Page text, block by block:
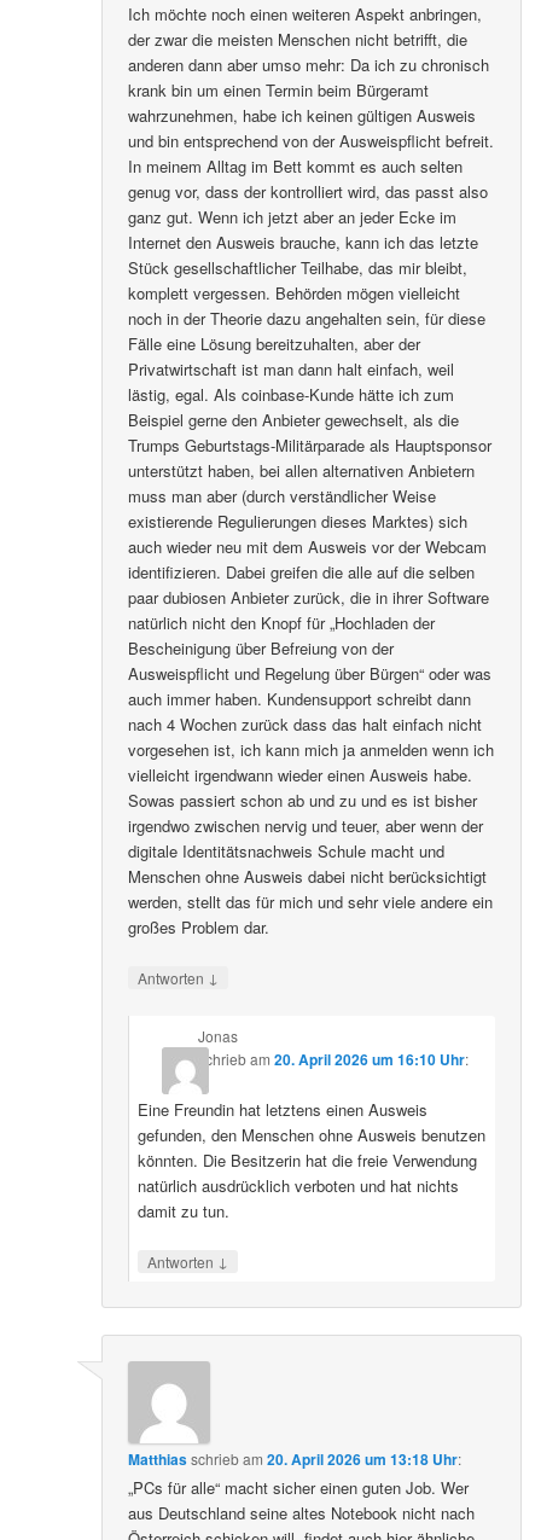
Ich möchte noch einen weiteren Aspekt anbringen,
der zwar die meisten Menschen nicht betrifft, die
anderen dann aber umso mehr: Da ich zu chronisch
krank bin um einen Termin beim Bürgeramt
wahrzunehmen, habe ich keinen gültigen Ausweis
und bin entsprechend von der Ausweispflicht befreit.
In meinem Alltag im Bett kommt es auch selten
genug vor, dass der kontrolliert wird, das passt also
ganz gut. Wenn ich jetzt aber an jeder Ecke im
Internet den Ausweis brauche, kann ich das letzte
Stück gesellschaftlicher Teilhabe, das mir bleibt,
komplett vergessen. Behörden mögen vielleicht
noch in der Theorie dazu angehalten sein, für diese
Fälle eine Lösung bereitzuhalten, aber der
Privatwirtschaft ist man dann halt einfach, weil
lästig, egal. Als coinbase-Kunde hätte ich zum
Beispiel gerne den Anbieter gewechselt, als die
Trumps Geburtstags-Militärparade als Hauptsponsor
unterstützt haben, bei allen alternativen Anbietern
muss man aber (durch verständlicher Weise
existierende Regulierungen dieses Marktes) sich
auch wieder neu mit dem Ausweis vor der Webcam
identifizieren. Dabei greifen die alle auf die selben
paar dubiosen Anbieter zurück, die in ihrer Software
natürlich nicht den Knopf für „Hochladen der
Bescheinigung über Befreiung von der
Ausweispflicht und Regelung über Bürgen“ oder was
auch immer haben. Kundensupport schreibt dann
nach 4 Wochen zurück dass das halt einfach nicht
vorgesehen ist, ich kann mich ja anmelden wenn ich
vielleicht irgendwann wieder einen Ausweis habe.
Sowas passiert schon ab und zu und es ist bisher
irgendwo zwischen nervig und teuer, aber wenn der
digitale Identitätsnachweis Schule macht und
Menschen ohne Ausweis dabei nicht berücksichtigt
werden, stellt das für mich und sehr viele andere ein
großes Problem dar.
Antworten ↓
Jonas
schriebam 20. April 2026 um 16:10 Uhr:
Eine Freundin hat letztens einen Ausweis
gefunden, den Menschen ohne Ausweis benutzen
könnten. Die Besitzerin hat die freie Verwendung
natürlich ausdrücklich verboten und hat nichts
damit zu tun.
Antworten ↓
Matthiasschriebam20. April 2026 um 13:18 Uhr:
„PCs für alle“ macht sicher einen guten Job. Wer
aus Deutschland seine altes Notebook nicht nach